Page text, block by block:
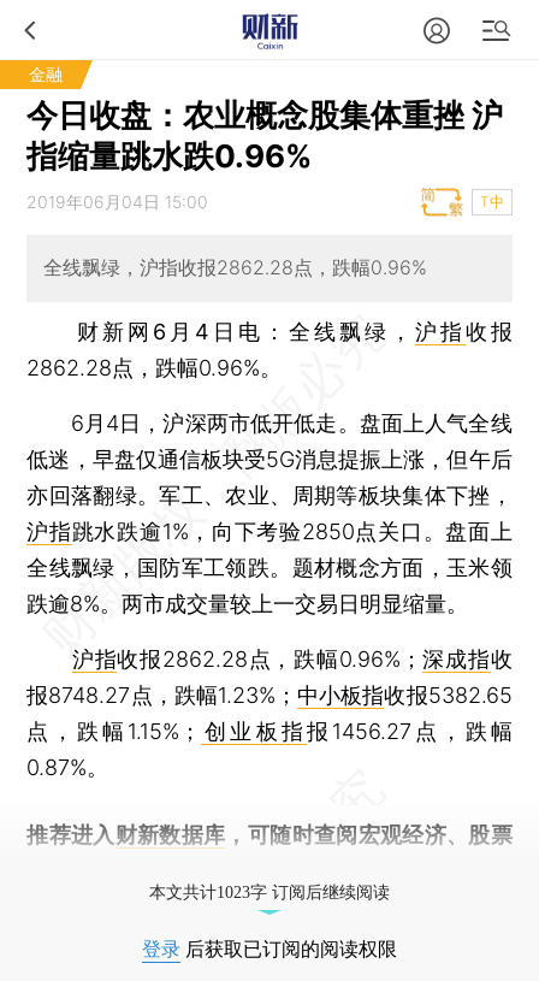
金融
今日收盘：农业概念股集体重挫 沪
指缩量跳水跌0.96%
2019年06月04日 15:00 T中
全线飘绿，沪指收报2862.28点，跌幅0.96%
财新网6月4日电 ：全线飘绿， 沪指收报
2862.28点，跌幅0.96%。
6月4日，沪深两市低开低走。盘面上人气全线
低迷，早盘仅通信板块受5G消息提振上涨，但午后
亦回落翻绿。军工、农业、周期等板块集体下挫，
沪指跳水跌逾1%，向下考验2850点关口。盘面上
全线飘绿，国防军工领跌。题材概念方面，玉米领
跌逾8%。两市成交量较上一交易日明显缩量。
沪指收报2862.28点，跌幅0.96%； 深成指收
报8748.27点，跌幅1.23%； 中小板指收报5382.65
点，跌幅1.15%； 创业板指报1456.27点，跌幅
0.87%。
推荐进入 财新数据库 ，可随时查阅宏观经济、股票
本文共计1023字 订阅后继续阅读
登录 后获取已订阅的阅读权限